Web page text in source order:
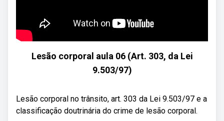
Lesão corporal aula 06 (Art. 303, da Lei
9.503/97)
Lesão corporal no trânsito, art. 303 da Lei 9.503/97 e a
classificação doutrinária do crime de lesão corporal.